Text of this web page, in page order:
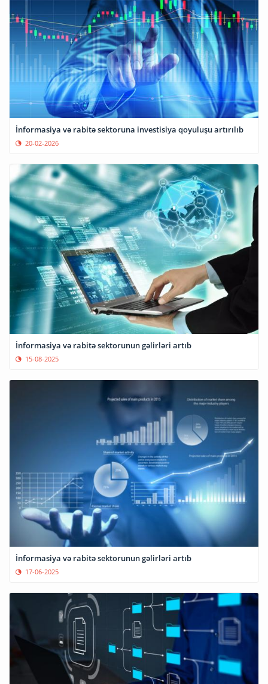
İnformasiya və rabitə sektoruna investisiya qoyuluşu artırılıb
20-02-2026
İnformasiya və rabitə sektorunun gəlirləri artıb
15-08-2025
İnformasiya və rabitə sektorunun gəlirləri artıb
17-06-2025